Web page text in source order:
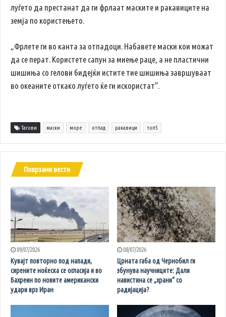
луѓето да престанат да ги фрлаат маските и ракавиците на
земја по користењето.
„Фрлете ги во канта за отпадоци. Набавете маски кои можат
да се перат. Користете сапун за миење раце, а не пластични
шишиња со гелови бидејќи истите тие шишиња завршуваат
во океаните откако луѓето ќе ги искористат”.
Тагови маски море отпад ракавици топ5
Поврзани вести
09/07/2026
Кувајт повторно под напади,
сирените ноќеска се огласија и во
Бахреин по новите американски
удари врз Иран
08/07/2026
Црната габа од Чернобил ги
збунува научниците: Дали
навистина се „храни“ со
радијација?